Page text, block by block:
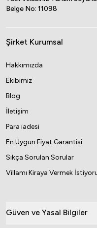
Belge No: 11098
Şirket Kurumsal
Hakkımızda
Ekibimiz
Blog
İletişim
Para iadesi
En Uygun Fiyat Garantisi
Sıkça Sorulan Sorular
Villamı Kiraya Vermek
Güven ve Yasal Bilgiler